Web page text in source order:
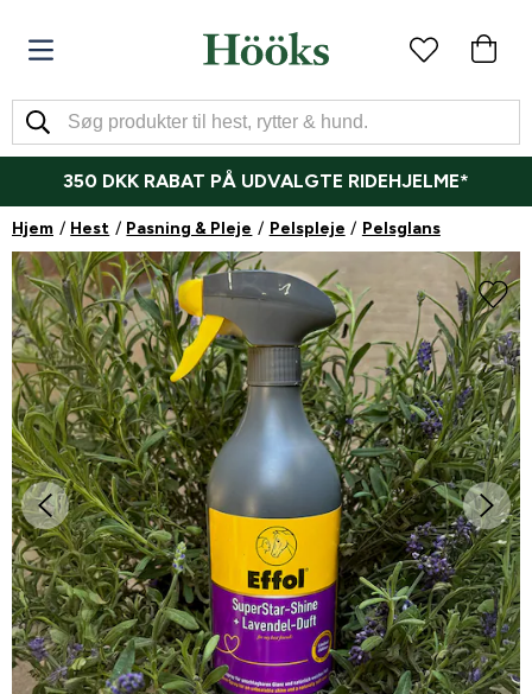
350 DKK RABAT PÅ UDVALGTE RIDEHJELME*
Hjem Hest Pasning & Pleje Pelspleje Pelsglans